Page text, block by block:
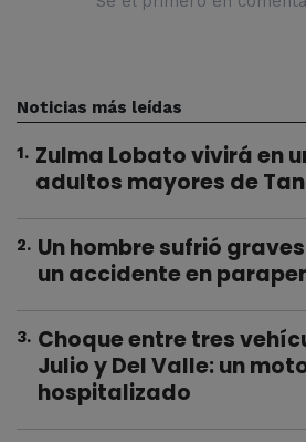
Noticias más leídas
1. Zulma Lobato vivirá en
adultos mayores de
2. Un hombre sufrió
un accidente en
3. Choque entre tres
Julio y Del Valle: un
hospitalizado